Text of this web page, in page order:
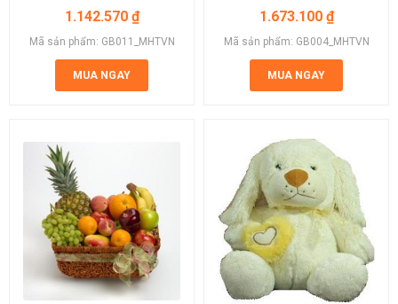
1.142.570 ₫
Mã sản phẩm: GB011_MHTVN
MUA NGAY
1.673.100 ₫
Mã sản phẩm: GB004_MHTVN
MUA NGAY